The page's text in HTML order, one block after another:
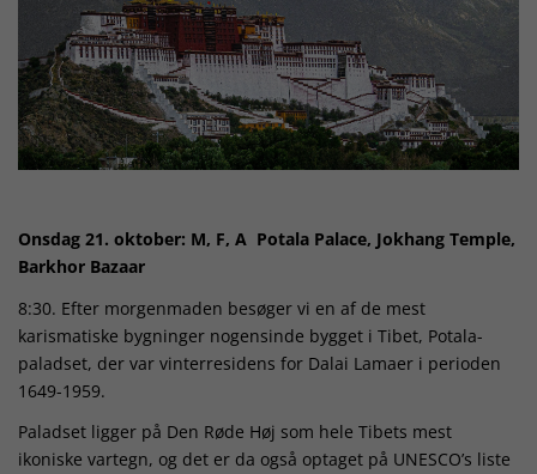
Onsdag 21. oktober: M, F, A Potala Palace, Jokhang Temple,
Barkhor Bazaar
8:30. Efter morgenmaden besøger vi en af ​​de mest
karismatiske bygninger nogensinde bygget i Tibet, Potala-
paladset, der var vinterresidens for Dalai Lamaer i perioden
1649-1959.
Paladset ligger på Den Røde Høj som hele Tibets mest
ikoniske vartegn, og det er da også optaget på UNESCO’s liste